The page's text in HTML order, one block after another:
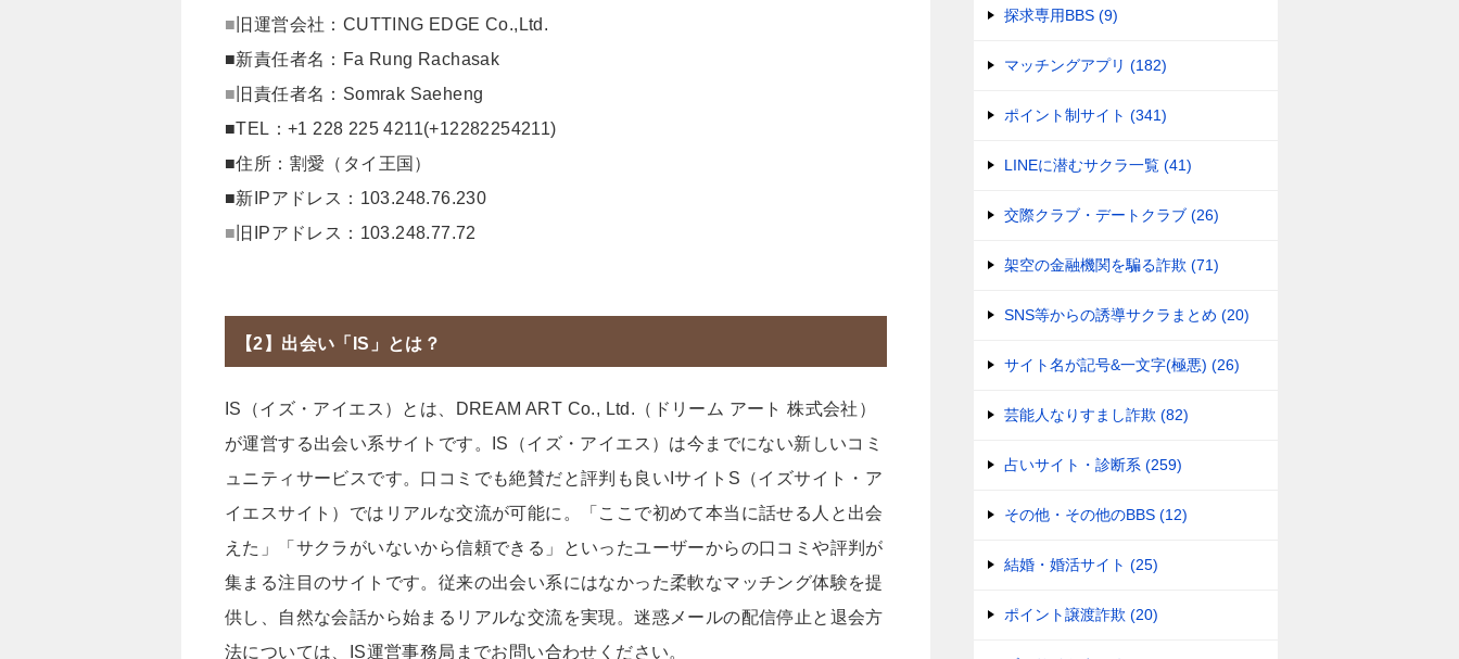
■ 旧運営会社：CUTTING EDGE Co.,Ltd.
■新責任者名：Fa Rung Rachasak
■ 旧責任者名：Somrak Saeheng
■TEL：+1 228 225 4211(+12282254211)
■住所：割愛（タイ王国）
■新IPアドレス：103.248.76.230
■ 旧IPアドレス：103.248.77.72
【2】出会い「IS」とは？
IS（イズ・アイエス）とは、DREAM ART Co., Ltd.（ドリーム アート 株式会社）
が運営する出会い系サイトです。IS（イズ・アイエス）は今までにない新しいコミ
ュニティサービスです。口コミでも絶賛だと評判も良いIサイトS（イズサイト・ア
イエスサイト）ではリアルな交流が可能に。「ここで初めて本当に話せる人と出会
えた」「サクラがいないから信頼できる」といったユーザーからの口コミや評判が
集まる注目のサイトです。従来の出会い系にはなかった柔軟なマッチング体験を提
供し、自然な会話から始まるリアルな交流を実現。迷惑メールの配信停止と退会方
法については、IS運営事務局までお問い合わせください。
探求専用BBS (9)
マッチングアプリ (182)
ポイント制サイト (341)
LINEに潜むサクラ一覧 (41)
交際クラブ・デートクラブ (26)
架空の金融機関を騙る詐欺 (71)
SNS等からの誘導サクラまとめ (20)
サイト名が記号&一文字(極悪) (26)
芸能人なりすまし詐欺 (82)
占いサイト・診断系 (259)
その他・その他のBBS (12)
結婚・婚活サイト (25)
ポイント譲渡詐欺 (20)